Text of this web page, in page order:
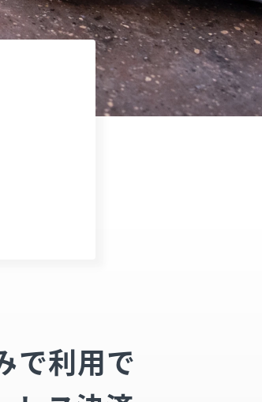
で利用で